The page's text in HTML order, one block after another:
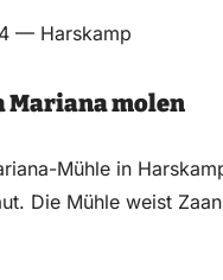
— Harskamp
Mariana molen
Mühle in
Die Mühle weist